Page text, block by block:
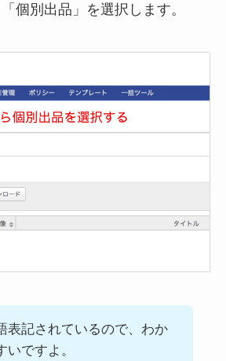
個別出品」を選択します。
表記されているので、わか
いですよ。